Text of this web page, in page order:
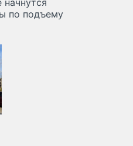
по подъему